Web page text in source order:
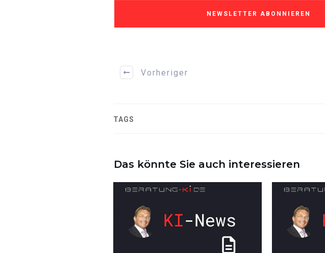
NEWSLETTER ABONNIEREN
Vorheriger
TAGS
Das könnte Sie auch interessieren